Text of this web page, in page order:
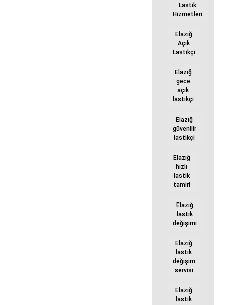
Lastik
Hizmetleri
Elazığ
Açık
Lastikçi
Elazığ
gece
açık
lastikçi
Elazığ
güvenilir
lastikçi
Elazığ
hızlı
lastik
tamiri
Elazığ
lastik
değişimi
Elazığ
lastik
değişim
servisi
Elazığ
lastik